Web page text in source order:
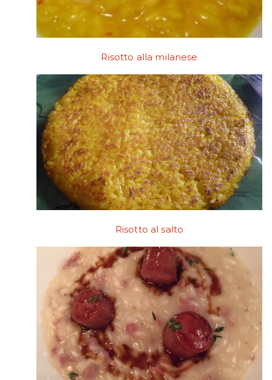
Risotto alla milanese
Risotto al salto